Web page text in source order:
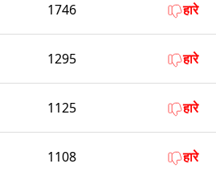
1746 हारे
1295 हारे
1125 हारे
1108 हारे